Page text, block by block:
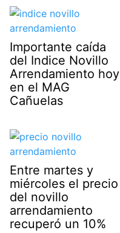
Importante caída
del Indice Novillo
Arrendamiento hoy
en el MAG
Cañuelas
Entre martes y
miércoles el precio
del novillo
arrendamiento
recuperó un 10%